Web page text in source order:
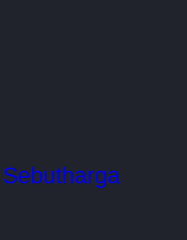
Sebutharga